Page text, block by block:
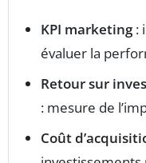
KPI marketing:
évaluer la
Retour sur
: mesure de
Coût